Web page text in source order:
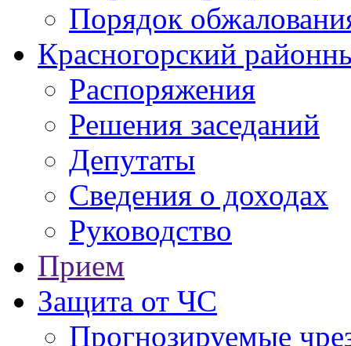
Порядок
Красногорский
Распоряжения
Решения заседаний
Депутаты
Сведения о доходах
Руководство
Прием
Защита от ЧС
Прогнозируемые